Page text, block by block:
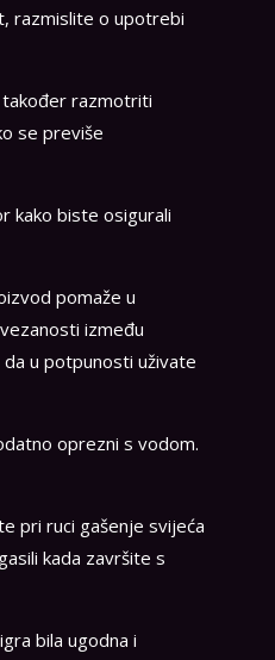
razmislite o upotrebi
također razmotriti
se previše
kako biste osigurali
pomaže u
između
u potpunosti uživate
oprezni s vodom.
pri ruci gašenje svijeća
kada završite s
bila ugodna i